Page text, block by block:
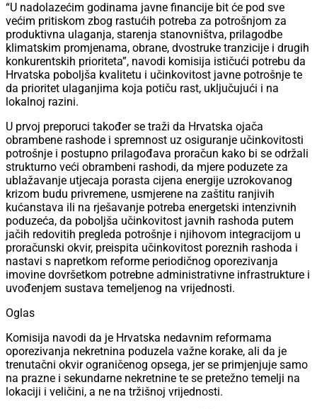
“U nadolazećim godinama javne financije bit će pod sve
većim pritiskom zbog rastućih potreba za potrošnjom za
produktivna ulaganja, starenja stanovništva, prilagodbe
klimatskim promjenama, obrane, dvostruke tranzicije i drugih
konkurentskih prioriteta”, navodi komisija ističući potrebu da
Hrvatska poboljša kvalitetu i učinkovitost javne potrošnje te
da prioritet ulaganjima koja potiču rast, uključujući i na
lokalnoj razini.
U prvoj preporuci također se traži da Hrvatska ojača
obrambene rashode i spremnost uz osiguranje učinkovitosti
potrošnje i postupno prilagođava proračun kako bi se održali
strukturno veći obrambeni rashodi, da mjere poduzete za
ublažavanje utjecaja porasta cijena energije uzrokovanog
krizom budu privremene, usmjerene na zaštitu ranjivih
kućanstava ili na rješavanje potreba energetski intenzivnih
poduzeća, da poboljša učinkovitost javnih rashoda putem
jačih redovitih pregleda potrošnje i njihovom integracijom u
proračunski okvir, preispita učinkovitost poreznih rashoda i
nastavi s napretkom reforme periodičnog oporezivanja
imovine dovršetkom potrebne administrativne infrastrukture i
uvođenjem sustava temeljenog na vrijednosti.
Oglas
Komisija navodi da je Hrvatska nedavnim reformama
oporezivanja nekretnina poduzela važne korake, ali da je
trenutačni okvir ograničenog opsega, jer se primjenjuje samo
na prazne i sekundarne nekretnine te se pretežno temelji na
lokaciji i veličini, a ne na tržišnoj vrijednosti.